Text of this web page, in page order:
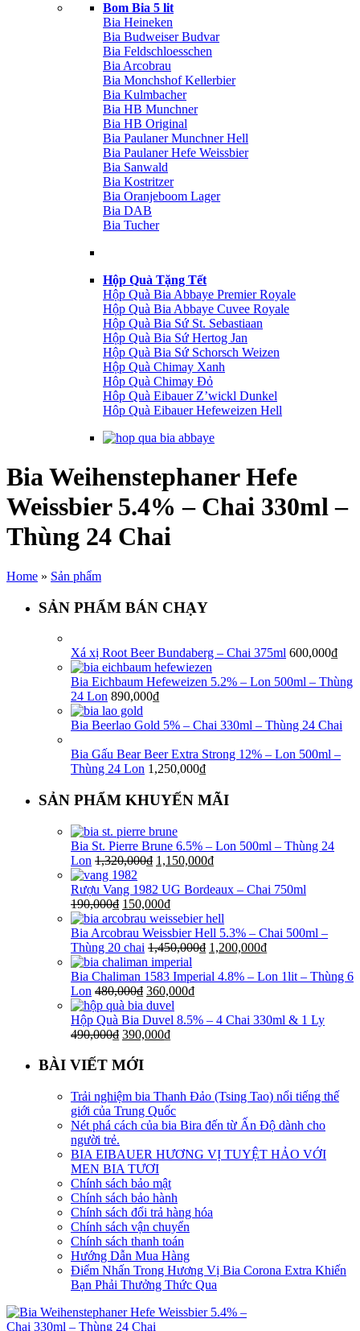
Bom Bia 5 lit
Bia Heineken
Bia Budweiser Budvar
Bia Feldschloesschen
Bia Arcobrau
Bia Monchshof Kellerbier
Bia Kulmbacher
Bia HB Munchner
Bia HB Original
Bia Paulaner Munchner Hell
Bia Paulaner Hefe Weissbier
Bia Sanwald
Bia Kostritzer
Bia Oranjeboom Lager
Bia DAB
Bia Tucher
Hộp Quà Tặng Tết
Hộp Quà Bia Abbaye Premier Royale
Hộp Quà Bia Abbaye Cuvee Royale
Hộp Quà Bia Sứ St. Sebastiaan
Hộp Quà Bia Sứ Hertog Jan
Hộp Quà Bia Sứ Schorsch Weizen
Hộp Quà Chimay Xanh
Hôp Quà Chimay Đỏ
Hôp Quà Eibauer Z’wickl Dunkel
Hôp Quà Eibauer Hefeweizen Hell
Bia Weihenstephaner Hefe
Weissbier 5.4% – Chai 330ml –
Thùng 24 Chai
Home » Sản phẩm
SẢN PHẨM BÁN CHẠY
Xá xị Root Beer Bundaberg – Chai 375ml 600,000₫
Bia Eichbaum Hefeweizen 5.2% – Lon 500ml – Thùng
24 Lon 890,000₫
Bia Beerlao Gold 5% – Chai 330ml – Thùng 24 Chai
Bia Gấu Bear Beer Extra Strong 12% – Lon 500ml –
Thùng 24 Lon 1,250,000₫
SẢN PHẨM KHUYẾN MÃI
Bia St. Pierre Brune 6.5% – Lon 500ml – Thùng 24
Lon 1,320,000₫ 1,150,000₫
Rượu Vang 1982 UG Bordeaux – Chai 750ml
190,000₫ 150,000₫
Bia Arcobrau Weissbier Hell 5.3% – Chai 500ml –
Thùng 20 chai 1,450,000₫ 1,200,000₫
Bia Chaliman 1583 Imperial 4.8% – Lon 1lit – Thùng 6
Lon 480,000₫ 360,000₫
Hộp Quà Bia Duvel 8.5% – 4 Chai 330ml & 1 Ly
490,000₫ 390,000₫
BÀI VIẾT MỚI
Trải nghiệm bia Thanh Đảo (Tsing Tao) nổi tiếng thế
giới của Trung Quốc
Nét phá cách của bia Bira đến từ Ấn Độ dành cho
người trẻ.
BIA EIBAUER HƯƠNG VỊ TUYỆT HẢO VỚI
MEN BIA TƯƠI
Chính sách bảo mật
Chính sách bảo hành
Chính sách đổi trả hàng hóa
Chính sách vận chuyển
Chính sách thanh toán
Hướng Dẫn Mua Hàng
Điểm Nhấn Trong Hương Vị Bia Corona Extra Khiến
Bạn Phải Thưởng Thức Qua